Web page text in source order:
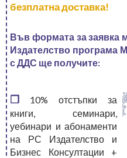
безплатна доставка!
Във формата за заявка
Издателство програма
с ДДС ще получите:
❒ 10% отстъпки за
книги, семинари,
уебинари и абонаменти
на РС Издателство и
Бизнес Консултации +